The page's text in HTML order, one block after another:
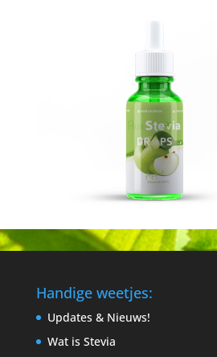
Handige weetjes:
Updates & Nieuws!
Wat is Stevia